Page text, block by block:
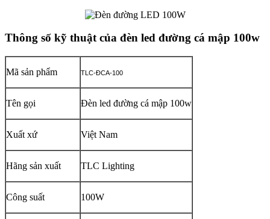
Thông số kỹ thuật của đèn led đường cá mập 100w
Mã sản phẩm TLC-ĐCA-100
Tên gọi Đèn led đường cá mập 100w
Xuất xứ Việt Nam
Hãng sản xuất TLC Lighting
Công suất 100W